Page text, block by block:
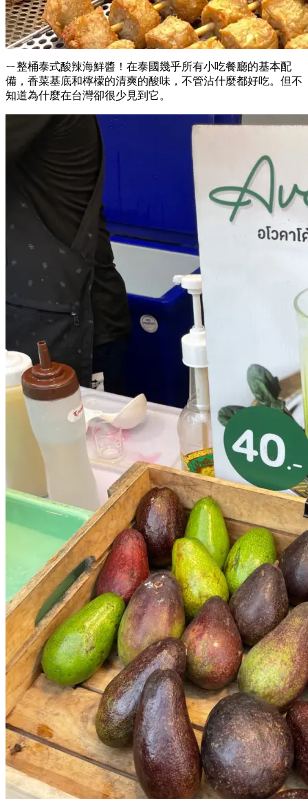
ㄧ整桶泰式酸辣海鮮醬！在泰國幾乎所有小吃餐廳的基本配
備，香菜基底和檸檬的清爽的酸味，不管沾什麼都好吃。但不
知道為什麼在台灣卻很少見到它。